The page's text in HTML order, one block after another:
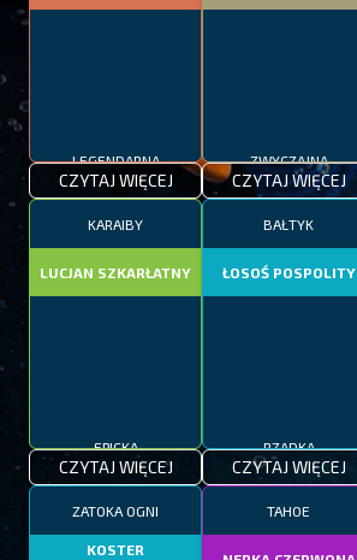
CZYTAJ WIĘCEJ CZYTAJ WIĘCEJ
KARAIBY
LUCJAN SZKARŁATNY
CZYTAJ WIĘCEJ
BAŁTYK
ŁOSOŚ POSPOLITY
CZYTAJ WIĘCEJ
ZATOKA OGNI
KOSTER
TAHOE